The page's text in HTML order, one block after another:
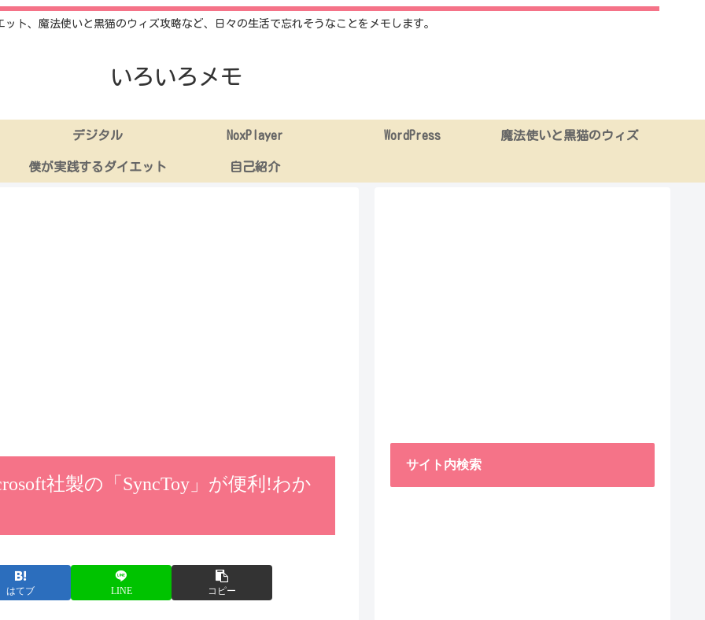
ット、魔法使いと黒猫のウィズ攻略など、日々の生活で忘れそうなことをメモします。
いろいろメモ
デジタル NoxPlayer WordPress 魔法使いと黒猫のウィズ
僕が実践するダイエット 自己紹介
社製の「SyncToy」が便利!わか
はてブ LINE コピー
サイト内検索